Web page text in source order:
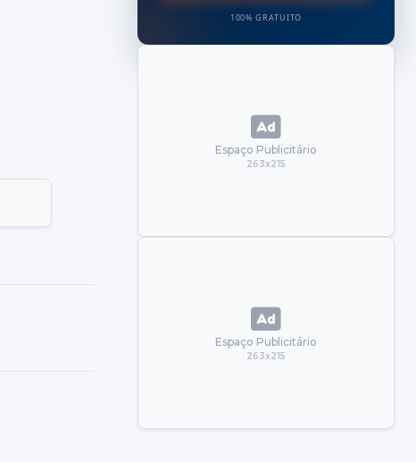
100% GRATUITO
Espaço Publicitário
263x215
Espaço Publicitário
263x215